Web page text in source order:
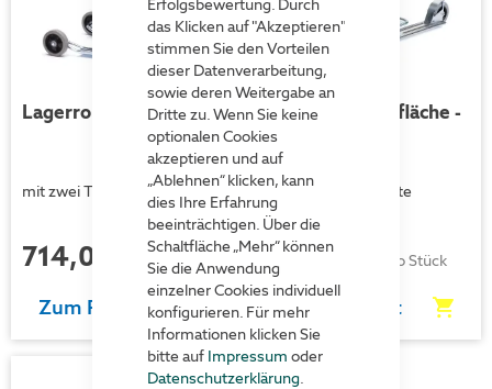
Erfolgsbewertung. Durch
das Klicken auf "Akzeptieren"
stimmen Sie den Vorteilen
dieser Datenverarbeitung,
sowie deren Weitergabe an
Dritte zu. Wenn Sie keine
optionalen Cookies
akzeptieren und auf
„Ablehnen“ klicken, kann
dies Ihre Erfahrung
beeinträchtigen. Über die
Schaltfläche „Mehr“ können
Sie die Anwendung
einzelner Cookies individuell
konfigurieren. Für mehr
Informationen klicken Sie
bitte auf Impressum oder
Datenschutzerklärung.
Lagerroller - Modell 10
mit zwei Trittflächen
714,00 € pro Stück
Zum Produkt
Roller mit Ladefläche -
Modell 87
für unterschiedlichste
Transportmengen
726,00 € pro Stück
Zum Produkt